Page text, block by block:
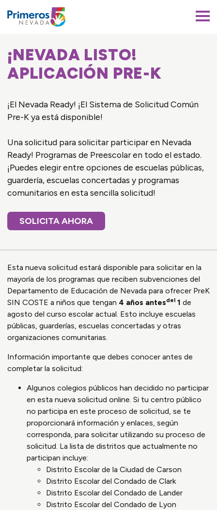
¡NEVADA LISTO!
APLICACIÓN PRE-K
¡El Nevada Ready! ¡El Sistema de Solicitud Común
Pre-K ya está disponible!
Una solicitud para solicitar participar en Nevada
Ready! Programas de Preescolar en todo el estado.
¡Puedes elegir entre opciones de escuelas públicas,
guardería, escuelas concertadas y programas
comunitarios en esta sencilla solicitud!
SOLICITA AHORA
Esta nueva solicitud estará disponible para solicitar en la
mayoría de los programas que reciben subvenciones del
Departamento de Educación de Nevada para ofrecer PreK
SIN COSTE a niños que tengan 4 años antesdel 1 de
agosto del curso escolar actual. Esto incluye escuelas
públicas, guarderías, escuelas concertadas y otras
organizaciones comunitarias.
Información importante que debes conocer antes de
completar la solicitud:
Algunos colegios públicos han decidido no participar
en esta nueva solicitud online. Si tu centro público
no participa en este proceso de solicitud, se te
proporcionará información y enlaces, según
corresponda, para solicitar utilizando su proceso de
solicitud. La lista de distritos que actualmente no
participan incluye:
Distrito Escolar de la Ciudad de Carson
Distrito Escolar del Condado de Clark
Distrito Escolar del Condado de Lander
Distrito Escolar del Condado de Lyon